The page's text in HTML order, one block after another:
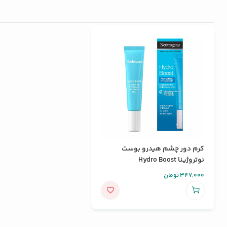
کرم دور چشم هیدرو بوست
نوتروژینا Hydro Boost
347,000تومان